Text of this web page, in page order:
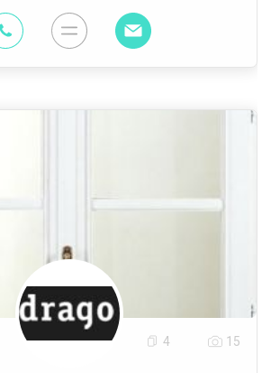
4 15